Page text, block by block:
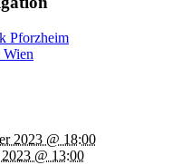
Pforzheim
Wien
2023 @ 18:00
@ 13:00